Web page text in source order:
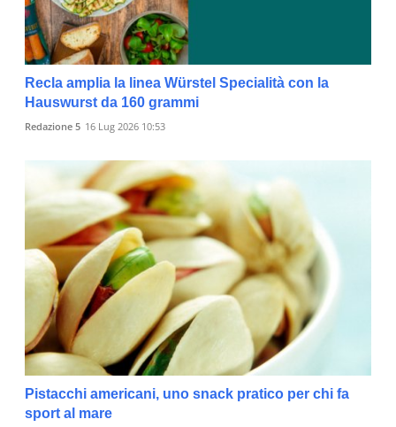
Recla amplia la linea Würstel Specialità con la
Hauswurst da 160 grammi
Redazione 5 16 Lug 2026 10:53
Pistacchi americani, uno snack pratico per chi fa
sport al mare